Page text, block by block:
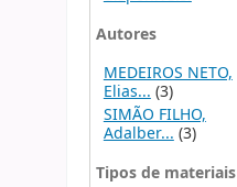
Autores
MEDEIROS NETO,
Elias... (3)
SIMÃO FILHO,
Adalber...(3)
Tipos de materiais